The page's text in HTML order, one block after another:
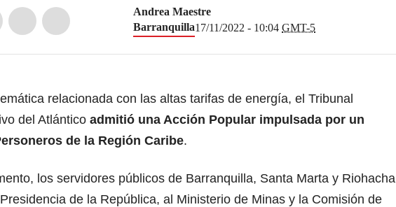
Andrea Maestre
Barranquilla17/11/2022 - 10:04 GMT-5
relacionada con las altas tarifas de energía, el Tribunal
del Atlántico admitió una Acción Popular impulsada por un
de la Región Caribe.
los servidores públicos de Barranquilla, Santa Marta y Riohacha
de la República, al Ministerio de Minas y la Comisión de